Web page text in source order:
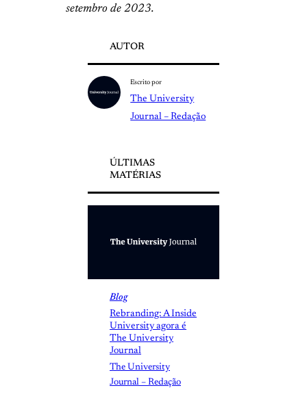
setembro de 2023.
AUTOR
Escrito por
The University
Journal – Redação
ÚLTIMAS
MATÉRIAS
Blog
Rebranding: A Inside
University agora é
The University
Journal
The University
Journal – Redação